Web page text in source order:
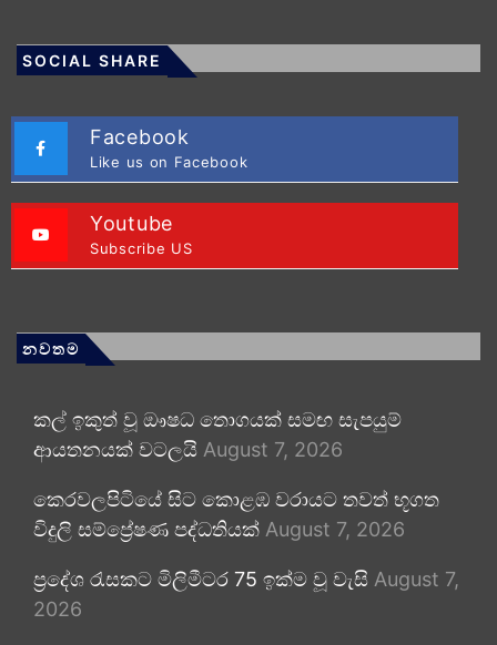
SOCIAL SHARE
Facebook
Like us on Facebook
Youtube
Subscribe US
නවතම
කල් ඉකුත් වූ ඖෂධ තොගයක් සමඟ සැපයුම්
ආයතනයක් වටලයි August 7, 2026
කෙරවලපිටියේ සිට කොළඹ වරායට තවත් භූගත
විදුලි සම්ප්‍රේෂණ පද්ධතියක් August 7, 2026
ප්‍රදේශ රැසකට මිලිමීටර 75 ඉක්ම වූ වැසි August 7,
2026